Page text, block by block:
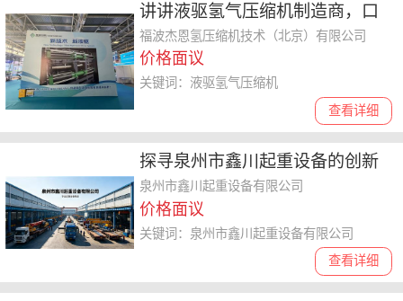
讲讲液驱氢气压缩机制造商，口
碑好的怎么选？
福波杰恩氢压缩机技术（北京）有限公司
价格面议
查看详细
关键词：液驱氢气压缩机
探寻泉州市鑫川起重设备的创新
亮点，起重设备选购指南在此
泉州市鑫川起重设备有限公司
价格面议
查看详细
关键词：泉州市鑫川起重设备有限公司